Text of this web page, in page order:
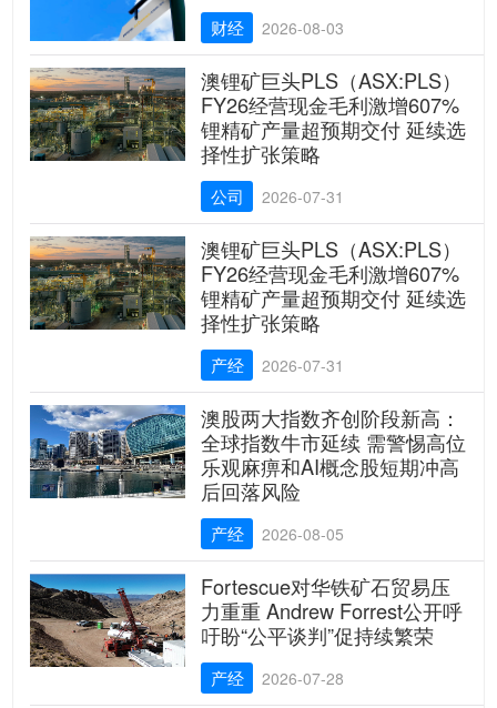
财经 2026-08-03
澳锂矿巨头PLS（ASX:PLS）
FY26经营现金毛利激增607%
锂精矿产量超预期交付 延续选
择性扩张策略
公司 2026-07-31
澳锂矿巨头PLS（ASX:PLS）
FY26经营现金毛利激增607%
锂精矿产量超预期交付 延续选
择性扩张策略
产经 2026-07-31
澳股两大指数齐创阶段新高：
全球指数牛市延续 需警惕高位
乐观麻痹和AI概念股短期冲高
后回落风险
产经 2026-08-05
Fortescue对华铁矿石贸易压
力重重 Andrew Forrest公开呼
吁盼“公平谈判”促持续繁荣
产经 2026-07-28